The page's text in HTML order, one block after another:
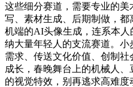
这些细分赛道，需要专业的
写、素材生成、后期制做，
机端的AI头像生成，连系本
纳大量年轻人的支流赛道。
需求、传送文化价值、创制
成长，春晚舞台上的机械人、
的视觉特效，别再逃求高难